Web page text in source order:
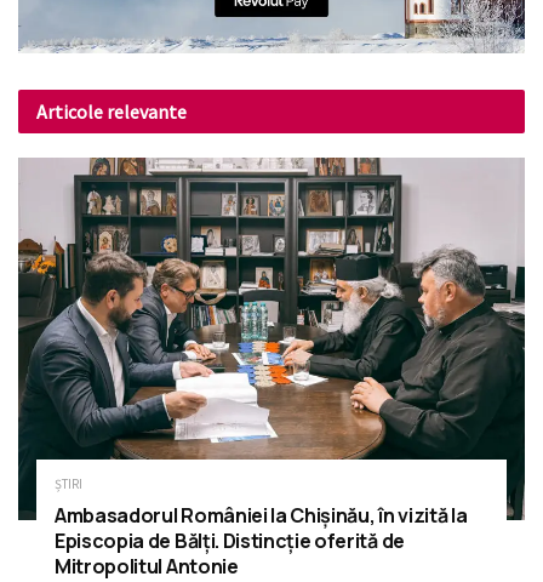
Articole relevante
ȘTIRI
Ambasadorul României la Chișinău, în vizită la
Episcopia de Bălți. Distincție oferită de
Mitropolitul Antonie